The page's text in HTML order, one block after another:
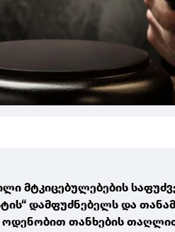
მტკიცებულებების
დამფუძნებელს და
თანხების